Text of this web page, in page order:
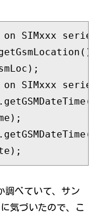
SIMxxx series
SIMxxx series
調べていて、サン
気づいたので、こ